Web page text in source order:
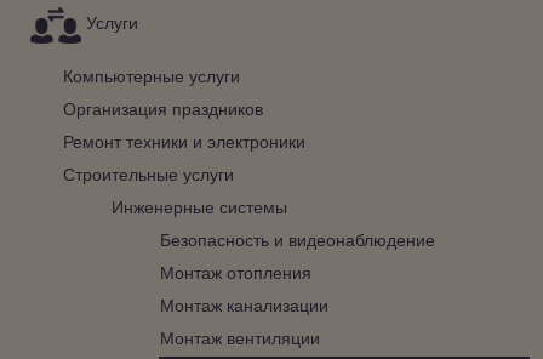
Услуги
Компьютерные услуги
Организация праздников
Ремонт техники и электроники
Строительные услуги
Инженерные системы
Безопасность и видеонаблюдение
Монтаж отопления
Монтаж канализации
Монтаж вентиляции